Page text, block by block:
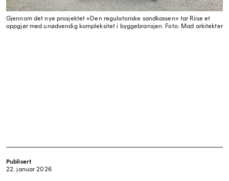
Gjennom det nye prosjektet «Den regulatoriske sandkassen» tar Riise et
oppgjør med unødvendig kompleksitet i byggebransjen. Foto: Mad arkitekter
Publisert
22. januar 2026